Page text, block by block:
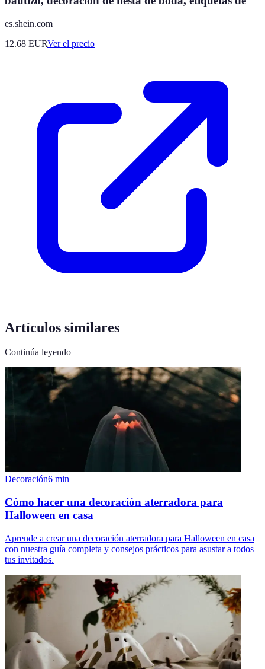
es.shein.com
12.68 EURVer el precio
Artículos similares
Continúa leyendo
Decoración6 min
Cómo hacer una decoración aterradora para
Halloween en casa
Aprende a crear una decoración aterradora para Halloween en casa
con nuestra guía completa y consejos prácticos para asustar a todos
tus invitados.